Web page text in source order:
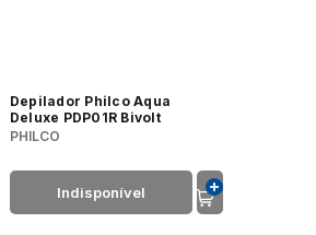
Depilador Philco Aqua
Deluxe PDP01R Bivolt
PHILCO
Indisponível